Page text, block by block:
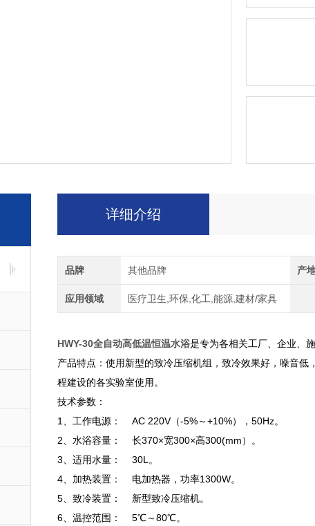
详细介绍
品牌 其他品牌 产
应用领域 医疗卫生,环保,化工,能源,建材/家具
HWY-30全自动高低温恒温水浴是专为各相关工厂、企业、
产品特点 ： 使用新型的致冷压缩机组，致冷效果好，噪音
程建设的各实验室使用。
技术参数 ：
1、工作电源： AC 220V（-5%～+10%），50Hz。
2、水浴容量： 长370×宽300×高300(mm）。
3、适用水量： 30L。
4、加热装置： 电加热器，功率1300W。
5、致冷装置： 新型致冷压缩机。
6、温控范围： 5℃～80℃。